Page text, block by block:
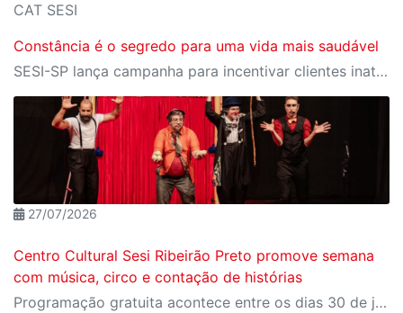
CAT SESI
Constância é o segredo para uma vida mais saudável
SESI-SP lança campanha para incentivar clientes inativos a retomarem a prática de atividades físicas, esporte e lazer com benefícios exclusivos
27/07/2026
Centro Cultural Sesi Ribeirão Preto promove semana
com música, circo e contação de histórias
Programação gratuita acontece entre os dias 30 de julho e 2 de agosto; ingressos podem ser reservados pelo Meu Sesi